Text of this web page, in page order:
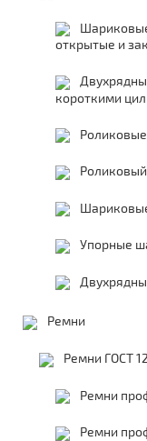
открытые и
короткими
Упорные
Ремни
Ремни ГОСТ
Ремни
Ремни